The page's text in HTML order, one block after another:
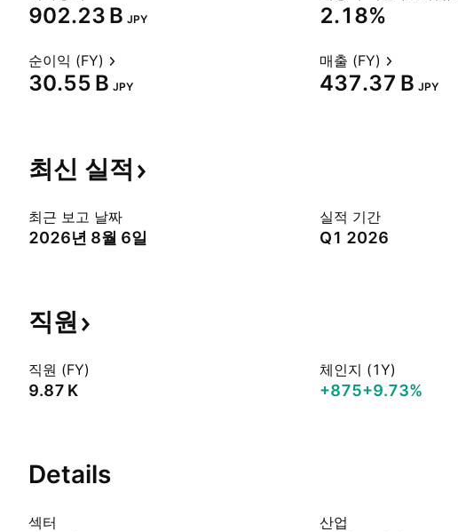
‪902.23 B‬ JPY 2.18%
순이익 (FY)
‪30.55 B‬ JPY
매출 (FY)
‪437.37 B‬ JPY
최신 실적
최근 보고 날짜
2026년 8월 6일
실적 기간
Q1 2026
직원
직원 (FY)
‪9.87 K‬
체인지 (1Y)
+875+9.73%
Details
섹터 산업